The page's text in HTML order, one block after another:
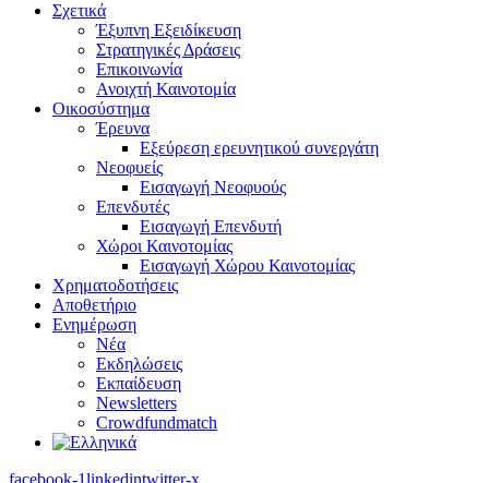
Σχετικά
Έξυπνη Εξειδίκευση
Στρατηγικές Δράσεις
Επικοινωνία
Ανοιχτή Καινοτομία
Οικοσύστημα
Έρευνα
Εξεύρεση ερευνητικού συνεργάτη
Νεοφυείς
Εισαγωγή Νεοφυούς
Επενδυτές
Εισαγωγή Επενδυτή
Χώροι Καινοτομίας
Εισαγωγή Χώρου Καινοτομίας
Χρηματοδοτήσεις
Αποθετήριο
Ενημέρωση
Νέα
Εκδηλώσεις
Εκπαίδευση
Newsletters
Crowdfundmatch
facebook-1linkedintwitter-x